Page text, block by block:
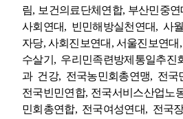
림, 보건의료단체연합, 부산민중연
사회연대, 빈민해방실천연대, 사
자당, 사회진보연대 , 서울진보연대 ,
수살기 , 우리민족련방제통일추진
과 건강, 전국농민회총연맹, 전국
전국빈민연합, 전국서비스산업노
민회총연합, 전국여성연대, 전국